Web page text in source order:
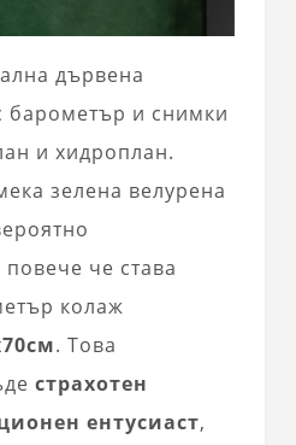
дървена
барометър и снимки
и хидроплан.
зелена велурена
че става
колаж
. Това
страхотен
ентусиаст,